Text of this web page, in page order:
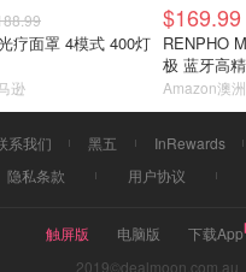
疗面罩 4模式 400灯
逊
$169.99
RENPHO
极 蓝牙高
Amazon澳
系我们 黑五 InRewards
隐私条款
用户协议
触屏版 电脑版
下载App
2019©dealmoon.com.au